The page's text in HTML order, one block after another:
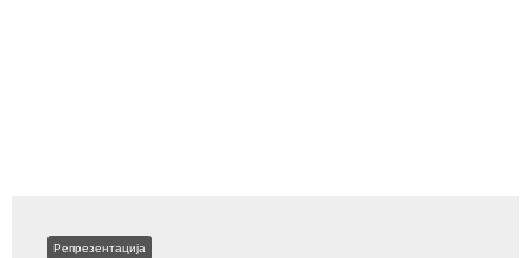
Репрезентација